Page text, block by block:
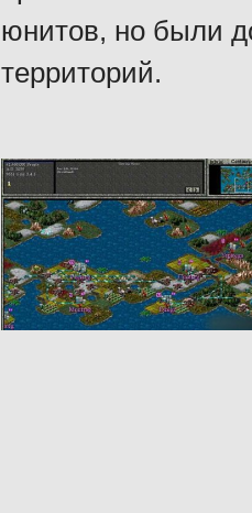
юнитов, но были
территорий.